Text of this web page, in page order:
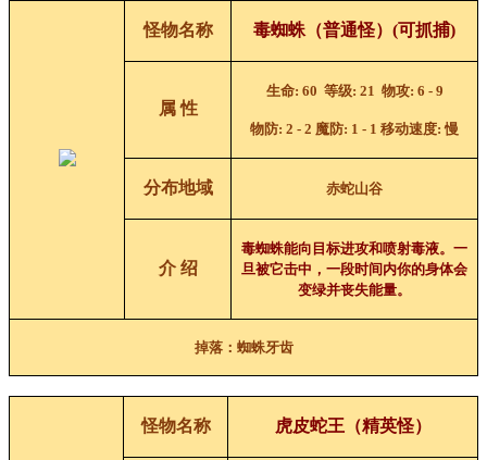
怪物名称 毒蜘蛛（普通怪） (可抓捕)
属 性
生命: 60 等级: 21 物攻: 6 - 9
物防: 2 - 2 魔防: 1 - 1 移动速度:慢
分布地域 赤蛇山谷
介 绍
毒蜘蛛能向目标进攻和喷射毒液。一
旦被它击中，一段时间内你的身体会
变绿并丧失能量。
掉落：蜘蛛牙齿
怪物名称 虎皮蛇王（精英怪）